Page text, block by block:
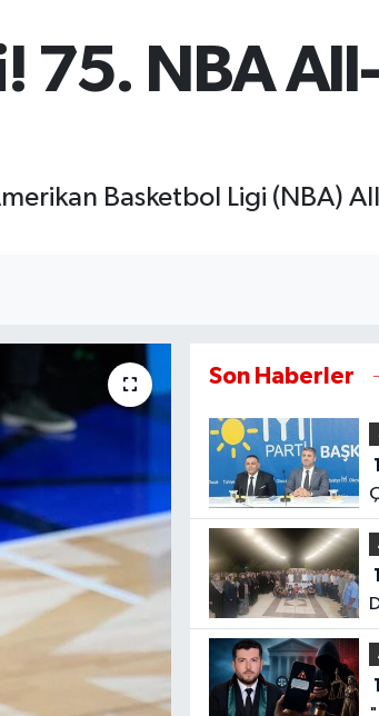
75. NBA
Basketbol Ligi (NBA)
Son Haberler